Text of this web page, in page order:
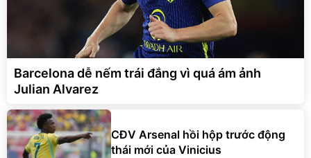
Barcelona dễ nếm trái đắng vì quá ám ảnh
Julian Alvarez
CĐV Arsenal hồi hộp trước động
thái mới của Vinicius